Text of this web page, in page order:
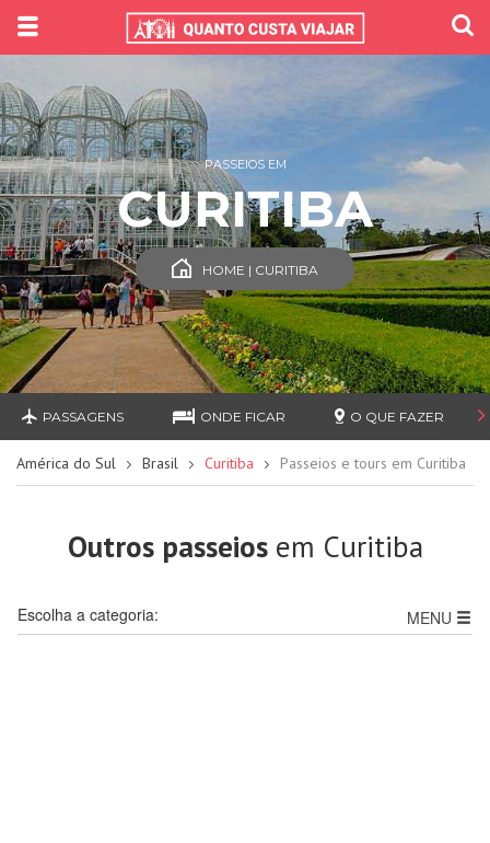
PASSEIOS EM
CURITIBA
HOME | CURITIBA
PASSAGENS ONDE FICAR O QUE FAZER
América do Sul Brasil Curitiba Passeios e tours em Curitiba
Outros passeiosem Curitiba
MENU
Escolha a categoria: